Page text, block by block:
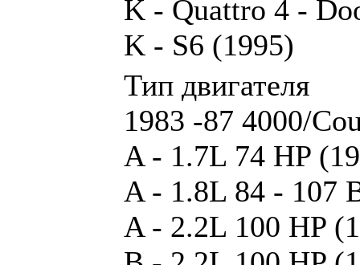
K - Quattro 4 -
K - S6 (1995)
Тип двигателя
1983 -87 4000/
A - 1.7L 74 HP
A - 1.8L 84 - 107
A - 2.2L 100 HP